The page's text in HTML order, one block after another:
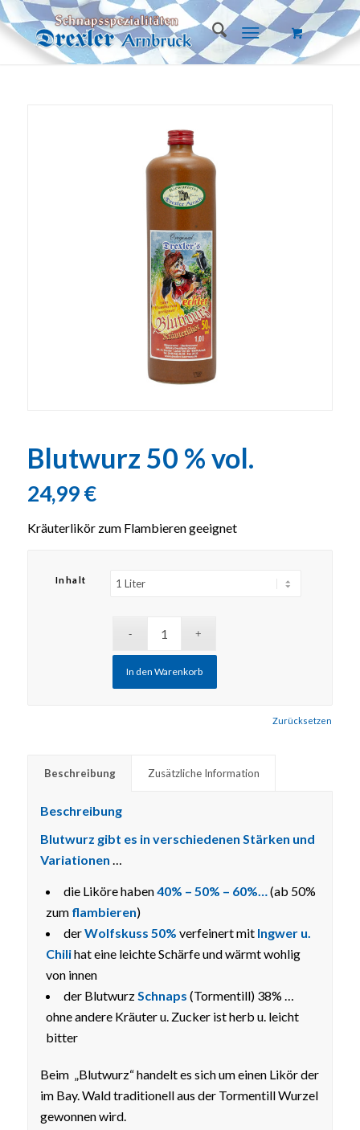
Blutwurz 50 % vol.
24,99€
Kräuterlikör zum Flambieren geeignet
Inhalt
Zurücksetzen
In den Warenkorb
Beschreibung Zusätzliche Information
Beschreibung
Blutwurz gibt es in verschiedenen Stärken und
Variationen
die Liköre haben40% – 50% – 60%…(ab 50%
zum flambieren)
derWolfskuss 50% verfeinert mit Ingwer u.
Chilihat eine leichte Schärfe und wärmt wohlig
von innen
der BlutwurzSchnaps (Tormentill) 38% …
ohne andere Kräuter u. Zucker ist herb u. leicht
bitter
Beim „Blutwurz“ handelt es sich um einen Likör der
im Bay. Wald traditionell aus der Tormentill Wurzel
gewonnen wird.